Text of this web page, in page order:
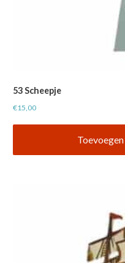
53 Scheepje
€15,00